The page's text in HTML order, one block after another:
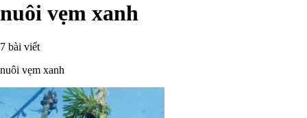
nuôi vẹm xanh
7 bài viết
nuôi vẹm xanh